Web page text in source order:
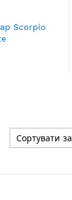
Scorpio
Сортувати за